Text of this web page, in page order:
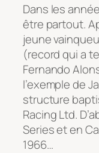
Dans les
être partout.
jeune
(record qui a
Fernando
l’exemple de
structure
Racing Ltd.
Series et en
1966…